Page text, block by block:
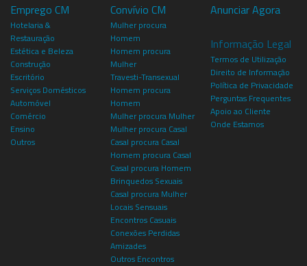
Emprego CM
Hotelaria &
Restauração
Estética e Beleza
Construção
Escritório
Serviços Domésticos
Automóvel
Comércio
Ensino
Outros
Convívio CM
Mulher procura
Homem
Homem procura
Mulher
Travesti-Transexual
Homem procura
Homem
Mulher procura Mulher
Mulher procura Casal
Casal procura Casal
Homem procura Casal
Casal procura Homem
Brinquedos Sexuais
Casal procura Mulher
Locais Sensuais
Encontros Casuais
Conexões Perdidas
Amizades
Outros Encontros
Anunciar Agora
Informação Legal
Termos de Utilização
Direito de Informação
Política de Privacidade
Perguntas Frequentes
Apoio ao Cliente
Onde Estamos